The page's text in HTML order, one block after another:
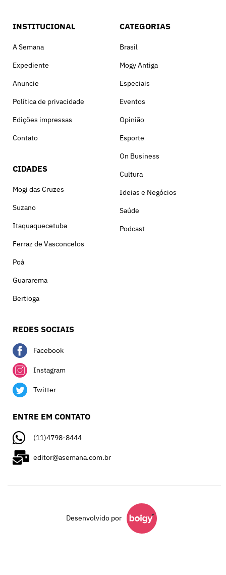
INSTITUCIONAL
A Semana
Expediente
Anuncie
Política de privacidade
Edições impressas
Contato
CIDADES
Mogi das Cruzes
Suzano
Itaquaquecetuba
Ferraz de Vasconcelos
Poá
Guararema
Bertioga
CATEGORIAS
Brasil
Mogy Antiga
Especiais
Eventos
Opinião
Esporte
On Business
Cultura
Ideias e Negócios
Saúde
Podcast
REDES SOCIAIS
Facebook
Instagram
Twitter
ENTRE EM CONTATO
(11)4798-8444
editor@asemana.com.br
Desenvolvido por